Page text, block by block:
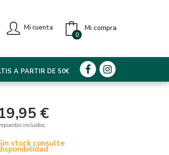
Mi cuenta Mi compra
0
A PARTIR DE 50€
€
incluidos
stock consulte